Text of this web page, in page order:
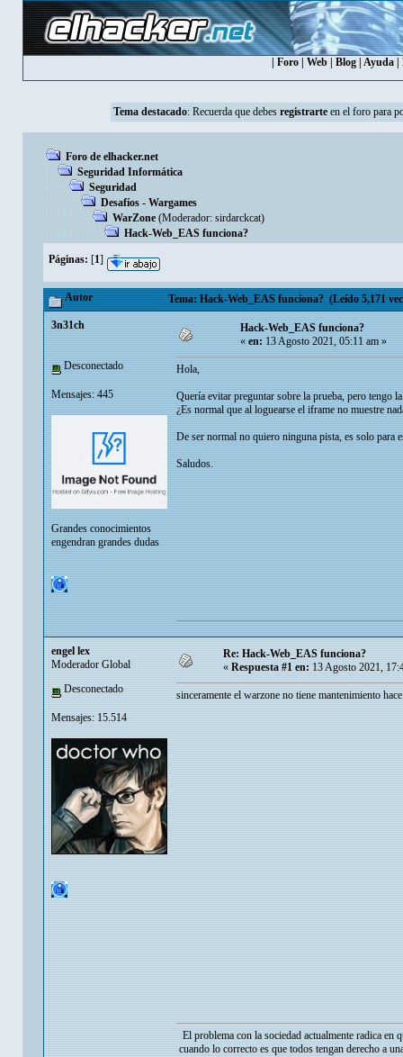
Foro| Web| Blog| Ayuda|
Tema destacado: Recuerda que debes registrarteen el foro para
Foro de elhacker.net
Seguridad Informática
Seguridad
Desafíos - Wargames
WarZone (Moderador: sirdarckcat)
Hack-Web_EAS funciona?
Páginas: [1]
Autor Tema: Hack-Web_EAS funciona? (Leído 5,171
3n31ch
Desconectado
Mensajes: 445
Grandes conocimientos
engendran grandes dudas
Hack-Web_EAS funciona?
«en:13 Agosto 2021, 05:11 am »
Hola,
Quería evitar preguntar sobre la prueba, pero tengo
¿Es normal que al loguearse el iframe no muestre
De ser normal no quiero ninguna pista, es solo para
Saludos.
engel lex
Moderador Global
Desconectado
Mensajes: 15.514
Re: Hack-Web_EAS funciona?
« Respuesta #1 en: 13 Agosto 2021,
sinceramente el warzone no tiene mantenimiento
El problema con la sociedad actualmente radica en
cuando lo correcto es que todos tengan derecho a